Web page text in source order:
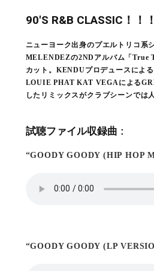
90'S R&B CLASSIC！！！
ニューヨーク出身のプエルトリコ系
MELENDEZの2NDアルバム「True
カット。KENDUプロデュースによ
LOUIE PHAT KAT VEGAによる
したリミックスがクラブシーンでは
試聴ファイル収録曲 :
“GOODY GOODY (HIP HOP
“GOODY GOODY (LP